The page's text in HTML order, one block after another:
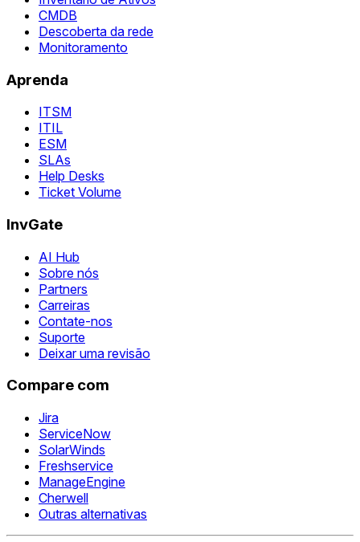
CMDB
Descoberta da rede
Monitoramento
Aprenda
ITSM
ITIL
ESM
SLAs
Help Desks
Ticket Volume
InvGate
AI Hub
Sobre nós
Partners
Carreiras
Contate-nos
Suporte
Deixar uma revisão
Compare com
Jira
ServiceNow
SolarWinds
Freshservice
ManageEngine
Cherwell
Outras alternativas